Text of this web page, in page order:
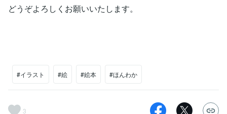
どうぞよろしくお願いいたします。
#イラスト #絵 #絵本 #ほんわか
3